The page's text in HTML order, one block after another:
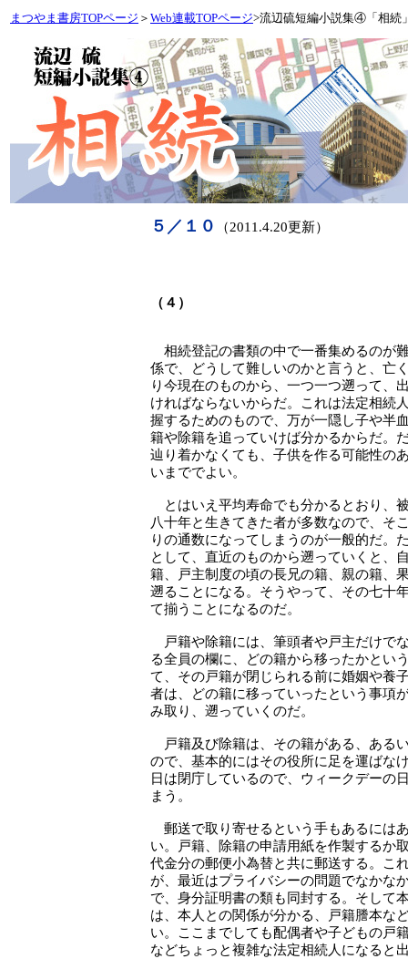
まつやま書房TOPページ ＞ Web連載TOPページ>流辺硫短編小説集④「相続
５／１０ （2011.4.20更新）
（４）
相続登記の書類の中で一番集めるのが
係で、どうして難しいのかと言うと、亡
り今現在のものから、一つ一つ遡って、
ければならないからだ。これは法定相続
握するためのもので、万が一隠し子や半
籍や除籍を追っていけば分かるからだ。
辿り着かなくても、子供を作る可能性の
いまででよい。
とはいえ平均寿命でも分かるとおり、
八十年と生きてきた者が多数なので、そ
りの通数になってしまうのが一般的だ。
として、直近のものから遡っていくと、
籍、戸主制度の頃の長兄の籍、親の籍、
遡ることになる。そうやって、その七十
て揃うことになるのだ。
戸籍や除籍には、筆頭者や戸主だけで
る全員の欄に、どの籍から移ったかとい
て、その戸籍が閉じられる前に婚姻や養
者は、どの籍に移っていったという事項
み取り、遡っていくのだ。
戸籍及び除籍は、その籍がある、ある
ので、基本的にはその役所に足を運ばな
日は閉庁しているので、ウィークデーの
まう。
郵送で取り寄せるという手もあるには
い。戸籍、除籍の申請用紙を作製するか
代金分の郵便小為替と共に郵送する。こ
が、最近はプライバシーの問題でなかな
で、身分証明書の類も同封する。そして
は、本人との関係が分かる、戸籍謄本な
い。ここまでしても配偶者や子どもの戸
などちょっと複雑な法定相続人になると